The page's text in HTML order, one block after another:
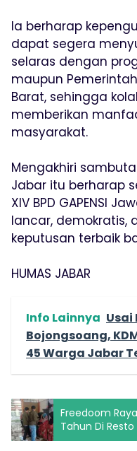
Ia berharap
dapat segera
selaras dengan
maupun
Barat, sehingga
memberikan
masyarakat.
Mengakhiri
Jabar itu berharap
XIV BPD GAPENSI
lancar, demokratis,
keputusan terbaik
HUMAS JABAR
Info Lainnya Usai
Bojongsoang,
45 Warga Jabar
Freedoom
Tahun Di